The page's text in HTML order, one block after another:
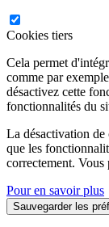
Cookies tiers
Cela permet
comme par
désactivez cette
fonctionnalités du
La désactivation de
que les
correctement.
Pour en savoir plus
Sauvegarder les